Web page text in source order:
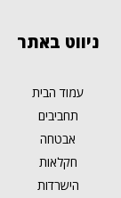
ניווט באתר
עמוד הבית
תחביבים
אבטחה
חקלאות
הישרדות